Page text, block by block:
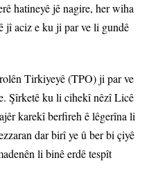
hatineyê jê nagire, her wiha
jî aciz e ku ji par ve li gundê
Tirkiyeyê (TPO) ji par ve
Şîrketê ku li cihekî nêzî Licê
karekî berfireh ê lêgerîna li
dar birî ye û ber bi çiyê
li binê erdê tespît